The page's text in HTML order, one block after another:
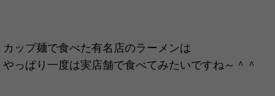
カップ麺で食べた有名店のラーメンは
やっぱり一度は実店舗で食べてみたいですね～＾＾